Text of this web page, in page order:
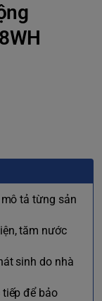
tả từng sản
tăm nước
sinh do nhà
để bảo